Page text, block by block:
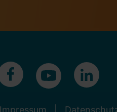
Impressum